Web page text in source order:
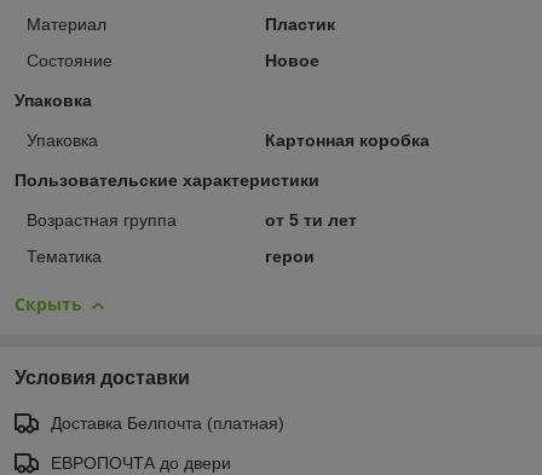
Материал
Пластик
Состояние
Новое
Упаковка
Упаковка Картонная коробка
Пользовательские характеристики
Возрастная группа
от 5 ти лет
Тематика
герои
Скрыть
Условия доставки
Доставка Белпочта (платная)
ЕВРОПОЧТА до двери